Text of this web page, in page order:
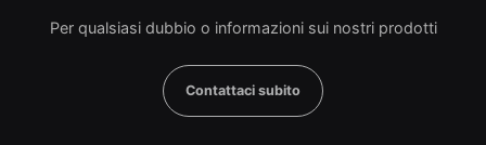
Per qualsiasi dubbio o informazioni sui nostri prodotti
Contattaci subito